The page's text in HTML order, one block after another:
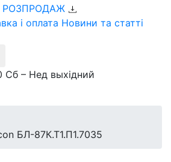
РОЗПРОДАЖ
і оплата Новини та статті
Сб – Нед выхідний
БЛ-87К.Т1.П1.7035